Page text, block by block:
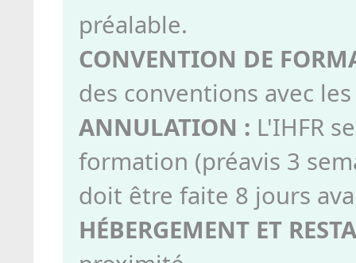
préalable.
CONVENTION DE
des conventions avec
ANNULATION : L'IHFR
formation (préavis 3
doit être faite 8 jours
HÉBERGEMENT ET